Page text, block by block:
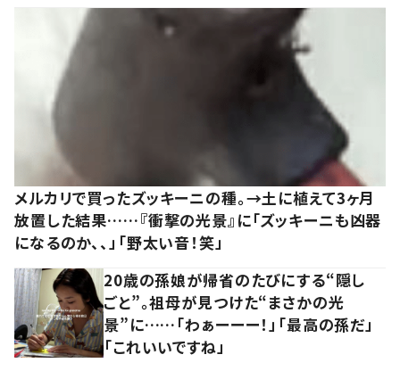
メルカリで買ったズッキーニの種。→土に植えて3ヶ月
放置した結果……『衝撃の光景』に「ズッキーニも凶器
になるのか、、」「野太い音！笑」
20歳の孫娘が帰省のたびにする“隠し
ごと”。祖母が見つけた“まさかの光
景”に……「わぁーーー！」「最高の孫だ」
「これいいですね」